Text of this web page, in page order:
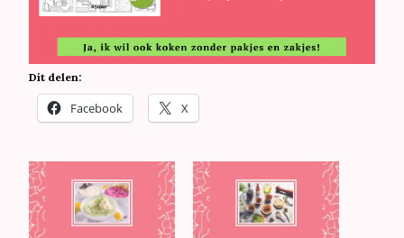
Dit delen:
Facebook X